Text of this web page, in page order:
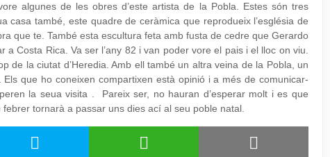
algunes de les obres d’este artista de la Pobla. Estes són tres
casa també, este quadre de ceràmica que reprodueix l’església de
que te. També esta escultura feta amb fusta de cedre que Gerardo
a Costa Rica. Va ser l’any 82 i van poder vore el pais i el lloc on viu.
de la ciutat d’Heredia. Amb ell també un altra veina de la Pobla, un
que ho coneixen compartixen està opinió i a més de comunicar-
la seua visita . Pareix ser, no hauran d’esperar molt i es que
tornarà a passar uns dies ací al seu poble natal.